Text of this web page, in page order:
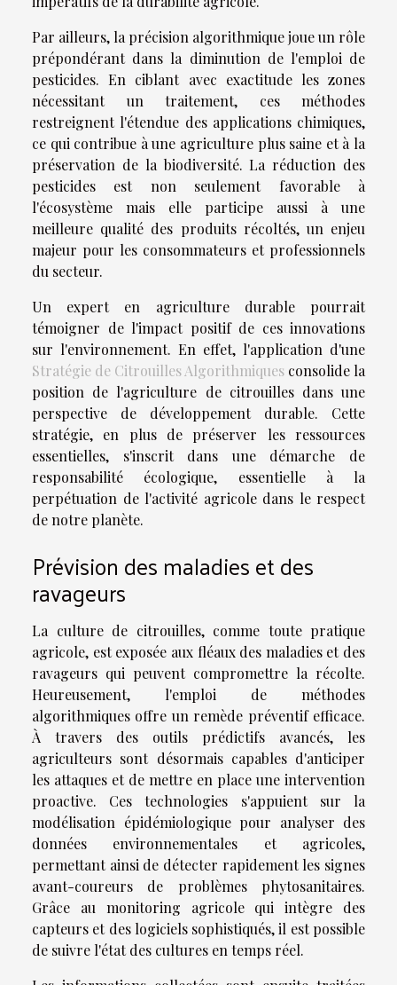
Par ailleurs, la précision algorithmique joue un rôle
prépondérant dans la diminution de l'emploi de
pesticides. En ciblant avec exactitude les zones
nécessitant un traitement, ces méthodes
restreignent l'étendue des applications chimiques,
ce qui contribue à une agriculture plus saine et à la
préservation de la biodiversité. La réduction des
pesticides est non seulement favorable à
l'écosystème mais elle participe aussi à une
meilleure qualité des produits récoltés, un enjeu
majeur pour les consommateurs et professionnels
du secteur.
Un expert en agriculture durable pourrait
témoigner de l'impact positif de ces innovations
sur l'environnement. En effet, l'application d'une
Stratégie de Citrouilles Algorithmiques consolide la
position de l'agriculture de citrouilles dans une
perspective de développement durable. Cette
stratégie, en plus de préserver les ressources
essentielles, s'inscrit dans une démarche de
responsabilité écologique, essentielle à la
perpétuation de l'activité agricole dans le respect
de notre planète.
Prévision des maladies et des
ravageurs
La culture de citrouilles, comme toute pratique
agricole, est exposée aux fléaux des maladies et des
ravageurs qui peuvent compromettre la récolte.
Heureusement, l'emploi de méthodes
algorithmiques offre un remède préventif efficace.
À travers des outils prédictifs avancés, les
agriculteurs sont désormais capables d'anticiper
les attaques et de mettre en place une intervention
proactive. Ces technologies s'appuient sur la
modélisation épidémiologique pour analyser des
données environnementales et agricoles,
permettant ainsi de détecter rapidement les signes
avant-coureurs de problèmes phytosanitaires.
Grâce au monitoring agricole qui intègre des
capteurs et des logiciels sophistiqués, il est possible
de suivre l'état des cultures en temps réel.